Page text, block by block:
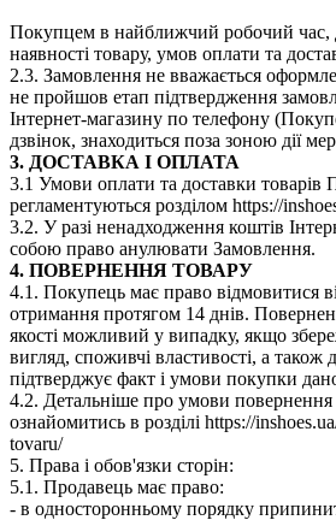
Покупцем в найближчий робочий час,
наявності товару, умов оплати та
2.3. Замовлення не вважається
не пройшов етап підтвердження
Інтернет-магазину по телефону
дзвінок, знаходиться поза зоною дії
3. ДОСТАВКА І ОПЛАТА
3.1 Умови оплати та доставки товарів
регламентуються розділом https://
3.2. У разі ненадходження коштів
собою право анулювати Замовлення.
4. ПОВЕРНЕННЯ ТОВАРУ
4.1. Покупець має право відмовитися
отримання протягом 14 днів.
якості можливий у випадку, якщо
вигляд, споживчі властивості, а також
підтверджує факт і умови покупки
4.2. Детальніше про умови
ознайомитись в розділі https://
tovaru/
5. Права і обов'язки сторін:
5.1. Продавець має право:
- в односторонньому порядку